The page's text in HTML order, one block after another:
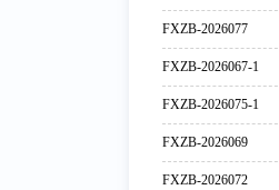
FXZB-2026077
FXZB-2026067-1
FXZB-2026075-1
FXZB-2026069
FXZB-2026072